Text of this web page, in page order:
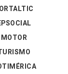
MOTOR